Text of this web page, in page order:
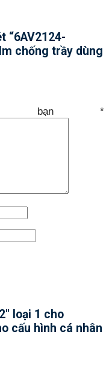
“6AV2124-
chống trầy dùng
bạn *
loại 1 cho
cấu hình cá nhân